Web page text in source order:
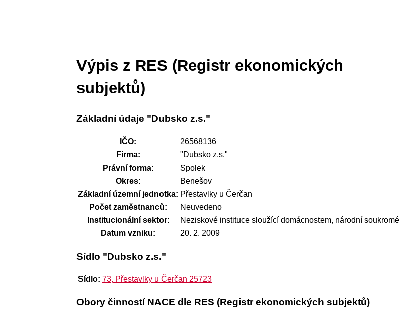
Výpis z RES (Registr ekonomických
subjektů)
Základní údaje "Dubsko z.s."
IČO:
26568136
Firma:
"Dubsko z.s."
Právní forma:
Spolek
Okres:
Benešov
Základní územní jednotka: Přestavlky u Čerčan
Počet zaměstnanců:
Neuvedeno
Institucionální sektor:
Neziskové instituce sloužící domácnostem, národní soukromé
Datum vzniku:
20. 2. 2009
Sídlo "Dubsko z.s."
Sídlo: 73, Přestavlky u Čerčan 25723
Obory činností NACE dle RES (Registr ekonomických subjektů)